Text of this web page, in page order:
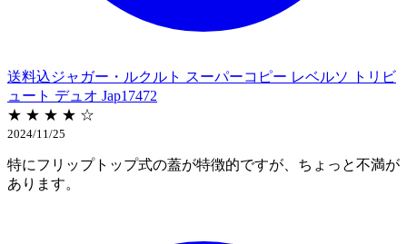
送料込ジャガー・ルクルト スーパーコピー レベルソ トリビ
ュート デュオ Jap17472
★ ★ ★ ★ ☆
2024/11/25
特にフリップトップ式の蓋が特徴的ですが、ちょっと不満が
あります。